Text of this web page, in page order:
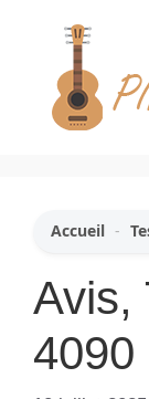
contenu
Accueil -
Avis,
4090